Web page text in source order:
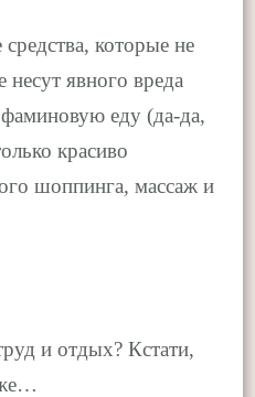
которые не
явного вреда
еду (да-да,
красиво
шоппинга, массаж и
и отдых? Кстати,